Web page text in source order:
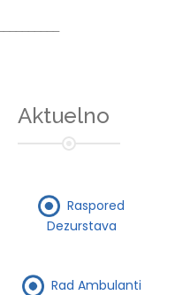
Aktuelno
Raspored
Dezurstava
Rad Ambulanti